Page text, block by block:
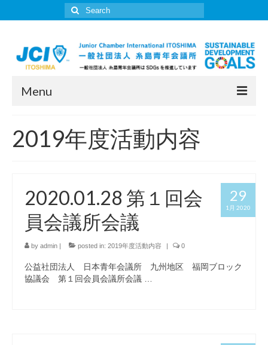
Search
for:
Menu
所信表明
活動報告
入会案内
JCI糸島年表
2019年度活動内容
29
1月 2020
2020.01.28 第１回会
員会議所会議
by admin | posted in: 2019年度活動内容 | 0
公益社団法人 日本青年会議所 九州地区 福岡ブロック
協議会 第１回会員会議所会議 …